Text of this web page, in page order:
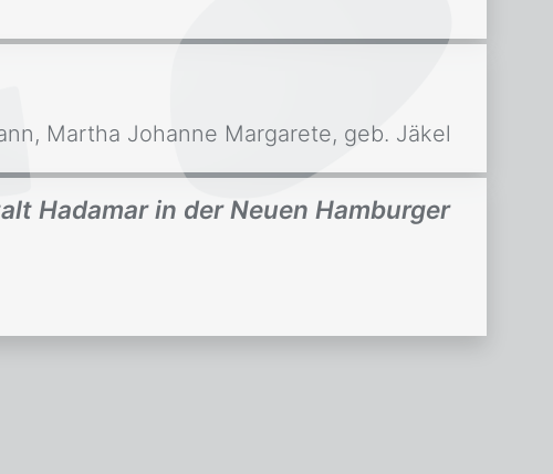
Martha Johanne Margarete, geb. Jäkel
Hadamar in der Neuen Hamburger